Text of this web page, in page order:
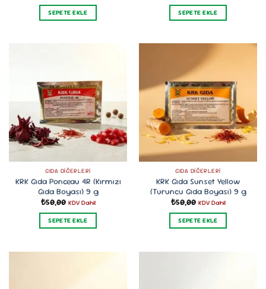
SEPETE EKLE SEPETE EKLE
GIDA DIĞERLERI
KRK Gıda Ponceau 4R (Kırmızı
Gıda Boyası) 9 g
₺50,00 KDV Dahil
SEPETE EKLE
GIDA DIĞERLERI
KRK Gıda Sunset Yellow
(Turuncu Gıda Boyası) 9 g
₺50,00 KDV Dahil
SEPETE EKLE